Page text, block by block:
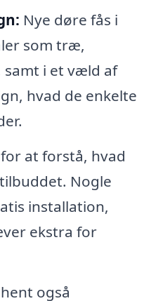
Nye døre fås i
som træ,
samt i et væld af
hvad de enkelte
at forstå, hvad
Nogle
installation,
ekstra for
også